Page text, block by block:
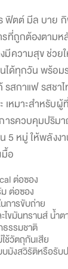
ฟิตต์ มีล บาย
ถูกต้องตามห
ความสุข ช่วย
ได้ทุกวัน พร้อ
รสกาแฟ รสชา
เหมาะสำหรับ
รควบคุมปริม
5 หมู่ ให้พลังง
อ
ต่อซอง
ต่อซอง
การขับถ่าย
ไขมันทรานส์ น้ำ
ธรรมชาติ
ใช้วัตถุกันเสีย
มังสวิรัติหรือรับ